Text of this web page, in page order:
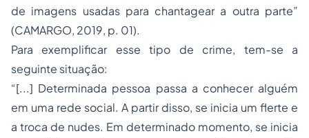
de imagens usadas para chantagear a outra parte”
(CAMARGO, 2019, p. 01).
Para exemplificar esse tipo de crime, tem-se a
seguinte situação:
“[...] Determinada pessoa passa a conhecer alguém
em uma rede social. A partir disso, se inicia um flerte e
a troca de nudes. Em determinado momento, se inicia